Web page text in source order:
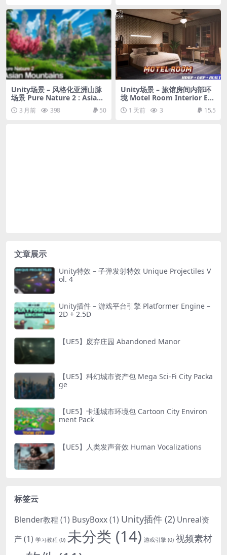
Unity场景 – 风格化亚洲山脉
场景 Pure Nature 2 : Asian
Mountains
3 月前 398 50
Unity场景 – 旅馆房间内部环
境 Motel Room Interior En
vironment (Hotel, Level, R
ealistic)
1 天前 3 15.5
文章展示
Unity特效 – 子弹发射特效 Unique Projectiles V
ol. 4
Unity插件 – 游戏平台引擎 Platformer Engine –
2D + 2.5D
【UE5】废弃庄园 Abandoned Manor
【UE5】科幻城市资产包 Mega Sci-Fi City Packa
ge
【UE5】卡通城市环境包 Cartoon City Environ
ment Pack
【UE5】人类发声音效 Human Vocalizations
标签云
Blender教程 (1) BusyBoxx(1) Unity插件 (2) Unreal资
产(1) 学习教程 (0) 未分类 (14) 游戏引擎 (0) 视频素材